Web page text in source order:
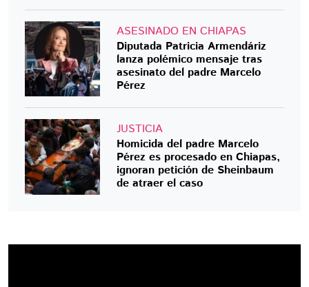
ASESINADO EN CHIAPAS
Diputada Patricia Armendáriz
lanza polémico mensaje tras
asesinato del padre Marcelo
Pérez
JUSTICIA
Homicida del padre Marcelo
Pérez es procesado en Chiapas,
ignoran petición de Sheinbaum
de atraer el caso